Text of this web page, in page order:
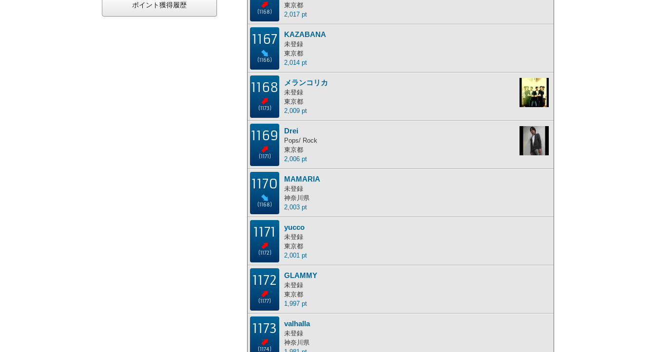
ポイント獲得履歴
(1168)
東京都
2,017 pt
1167
(1166)
KAZABANA
未登録
東京都
2,014 pt
1168
(1173)
メランコリカ
未登録
東京都
2,009 pt
1169
(1171)
Drei
Pops/ Rock
東京都
2,006 pt
1170
(1168)
MAMARIA
未登録
神奈川県
2,003 pt
1171
(1172)
yucco
未登録
東京都
2,001 pt
1172
(1177)
GLAMMY
未登録
東京都
1,997 pt
1173
(1174)
valhalla
未登録
神奈川県